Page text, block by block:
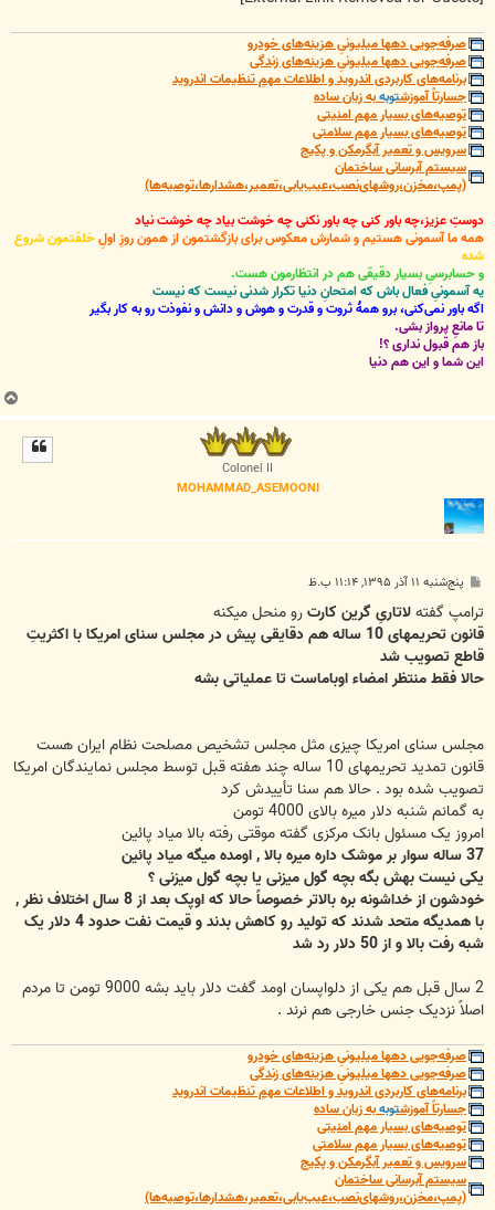
صرفه‌جویی دهها میلیونیِ هزینه‌های خودرو
صرفه‌جویی دهها میلیونیِ هزینه‌های زندگی
برنامه‌های کاربردی اندروید و اطلاعات مهمِ تنظیمات اندروید
جسارتاً آموزشتوبهبه زبان ساده
توصیه‌های بسیار مهم امنیتی
توصیه‌های بسیار مهم سلامتی
سرویس و تعمیر آبگرمکن و پکیج
سیستم آبرسانی ساختمان
(پمپ،مخزن،روشهای‌نصب،عیب‌یابی،تعمیر،هشدارها،توصیه‌ها)
دوستِ عزیز،چه باور کنی چه باور نکنی چه خوشت بیاد چه خوشت نیاد
همه ما آسمونی هستیم و شمارش معکوس برای بازگشتمون از همون روزِ اولِخلقتمون شروع
شده
و حسابرسیِ بسیار دقیقی هم در انتظارمون هست.
یه آسمونیِ فعال باش که امتحانِ دنیا تکرار شدنی نیست که نیست
اگه باور نمی‌کنی، برو همۀ ثروت و قدرت و هوش و دانش و نفوذت رو به کار بگیر
تا مانعِ پرواز بشی.
باز هم قبول نداری ؟!
این شما و این هم دنیا
ب
ا
Colonel II
MOHAMMAD_ASEMOONI
پ
ت
پنج‌شنبه ۱۱ آذر ۱۳۹۵, ۱۱:۱۴ ب.ظ
ترامپ گفتهلاتاریِ گرین کارترو منحل میکنه
قانون تحریمهای 10 ساله هم دقایقی پیش در مجلس سنای امریکا با اکثریتِ
قاطع تصویب شد
حالا فقط منتظر امضاء اوباماست تا عملیاتی بشه
مجلس سنای امریکا چیزی مثل مجلس تشخیص مصلحت نظام ایران هست
قانون تمدید تحریمهای 10 ساله چند هفته قبل توسط مجلس نمایندگان امریکا
تصویب شده بود . حالا هم سنا تأییدش کرد
به گمانم شنبه دلار میره بالای 4000 تومن
امروز یک مسئول بانک مرکزی گفته موقتی رفته بالا میاد پائین
37 ساله سوار بر موشک داره میره بالا , اومده میگه میاد پائین
یکی نیست بهش بگه بچه گول میزنی یا بچه گول میزنی ؟
خودشون از خداشونه بره بالاتر خصوصاً حالا که اوپک بعد از 8 سال اختلاف نظر ,
با همدیگه متحد شدند که تولید رو کاهش بدند و قیمت نفت حدود 4 دلار یک
شبه رفت بالا و از 50 دلار رد شد
2 سال قبل هم یکی از دلواپسان اومد گفت دلار باید بشه 9000 تومن تا مردم
اصلاً نزدیک جنس خارجی هم نرند .
صرفه‌جویی دهها میلیونیِ هزینه‌های خودرو
صرفه‌جویی دهها میلیونیِ هزینه‌های زندگی
برنامه‌های کاربردی اندروید و اطلاعات مهمِ تنظیمات اندروید
جسارتاً آموزشتوبهبه زبان ساده
توصیه‌های بسیار مهم امنیتی
توصیه‌های بسیار مهم سلامتی
سرویس و تعمیر آبگرمکن و پکیج
سیستم آبرسانی ساختمان
(پمپ،مخزن،روشهای‌نصب،عیب‌یابی،تعمیر،هشدارها،توصیه‌ها)